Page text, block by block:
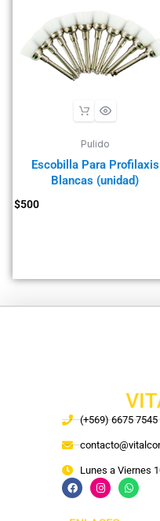
Pulido
Escobilla Para Profilaxis
Blancas (unidad)
$500
(+569) 6675
Lunes a Viernes